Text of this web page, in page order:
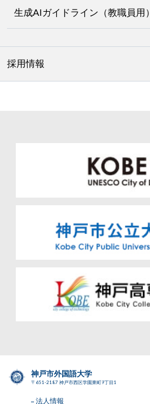
生成AIガイドライン（教職員用）
採用情報
神戸市外国語大学
〒651-2187 神戸市西区学園東町9丁目1
法人情報